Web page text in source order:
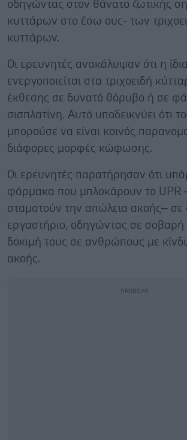
οδηγώντας στον θάνατο ζωτικής
κυττάρων στο έσω ους- των
κυττάρων.
Οι ερευνητές ανακάλυψαν ότι η
ενεργοποιείται στα τριχοειδή
έκθεσης σε δυνατό θόρυβο ή σε
σισπλατίνη. Αυτό υποδεικνύει ότι
μπορούσε να είναι κοινός
διάφορες μορφές κώφωσης.
Οι ερευνητές παρατήρησαν ότι
φάρμακα που μπλοκάρουν το UPR
σταματούν την απώλεια ακοής– σε
εργαστήριο, οδηγώντας σε σοβαρή
δοκιμή τους σε ανθρώπους με
ακοής.